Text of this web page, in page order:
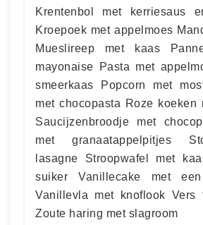
Krentenbol met kerriesaus
Kroepoek met appelmoes
Mueslireep met kaas
mayonaise Pasta met
smeerkaas Popcorn met
met chocopasta Roze koeken
Saucijzenbroodje met
met granaatappelpitjes
lasagne Stroopwafel met
suiker Vanillecake met
Vanillevla met knoflook Vers
Zoute haring met slagroom